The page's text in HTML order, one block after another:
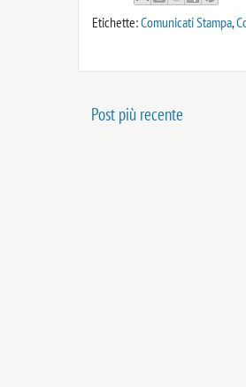
Etichette:Comunicati Stampa,
Post più recente